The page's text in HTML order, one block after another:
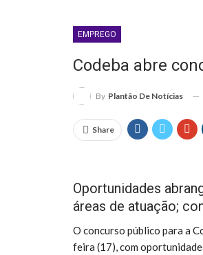
EMPREGO
Codeba abre
By Plantão De Notícias
Share
Oportunidades
áreas de atuação;
O concurso público para a
feira (17), com